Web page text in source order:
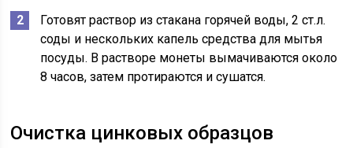
Готовят раствор из стакана горячей воды, 2 ст.л.
соды и нескольких капель средства для мытья
посуды. В растворе монеты вымачиваются около
8 часов, затем протираются и сушатся.
Очистка цинковых образцов